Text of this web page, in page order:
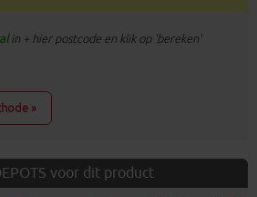
in + hier postcode en klik op 'bereken'
»
voor dit product